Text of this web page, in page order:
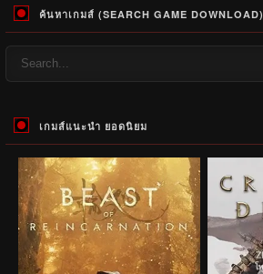
ค้นหาเกมส์ (SEARCH GAME DOWNLOAD)
เกมส์แนะนำ ยอดนิยม